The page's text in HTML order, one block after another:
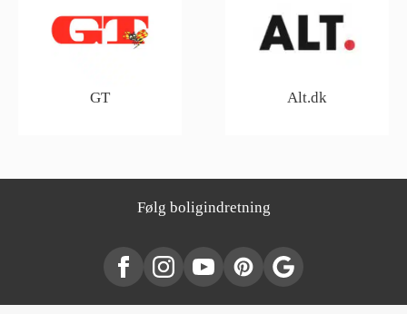
GT Alt.dk
Følg boligindretning